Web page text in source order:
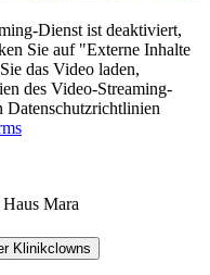
Dienst ist deaktiviert,
Sie auf "Externe Inhalte
das Video laden,
des Video-Streaming-
Datenschutzrichtlinien
Mara
Klinikclowns